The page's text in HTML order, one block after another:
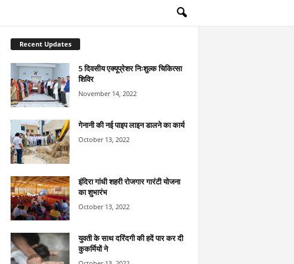
Recent Updates
5 दिवसीय एक्यूप्रेशर निःशुल्क चिकित्सा
शिविर
November 14, 2022
गेनानी की नई पाइप लाइन डालने का कार्य
October 13, 2022
इंदिरा गांधी शहरी रोजगार गारंटी योजना
का शुभारंभ
October 13, 2022
युवती के साथ दरिंदगी की हदें पार कर दी
कुकर्मियों ने